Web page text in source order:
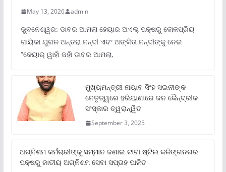
May 13, 2026 admin
ଭୁବନେଶ୍ୱର: ଡାବର ଆମଲା ହେୟାର ଅଏଲ୍ ପକ୍ଷରୁ ଲୋକପ୍ରିୟ
ଗାୟିକା ଯୁଗଳ ଅନ୍ତରା ନନ୍ଦୀ ଏବଂ ଅଙ୍କିତା ନନ୍ଦୀଙ୍କୁ ନେଇ
“କେୟାର୍ ୱାହାଁ ଜହାଁ ଡାବର ଆମଲା,
ମୁଖ୍ୟମନ୍ତ୍ରୀ ନାୟାବ ସିଂହ ସଇନୀଙ୍କ
ନେତୃତ୍ୱରେ ହରିୟାଣାରେ ଜନ କୈନ୍ଦ୍ରୀକ
ସଂସ୍କାର ତ୍ୱରାନ୍ୱିତ
September 3, 2025
ଅଗ୍ନିଶମ କର୍ମଚାରୀଙ୍କୁ ସମ୍ମାନ ଜଣାଇ ଟାଟା ଷ୍ଟିଲ କଳିଙ୍ଗନଗର
ପକ୍ଷରୁ ଜାତୀୟ ଅଗ୍ନିଶମ ସେବା ସପ୍ତାହ ପାଳିତ